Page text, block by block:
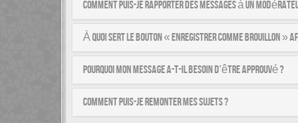
Comment puis-je rapporter des messages à un
À quoi sert le bouton « Enregistrer comme brouillon »
Pourquoi mon message a-t-il besoin d’être approuvé ?
Comment puis-je remonter mes sujets ?